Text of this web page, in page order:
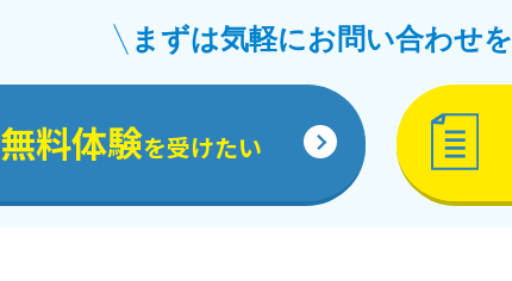
まずは気軽にお問い合わせを
無料体験を受けたい